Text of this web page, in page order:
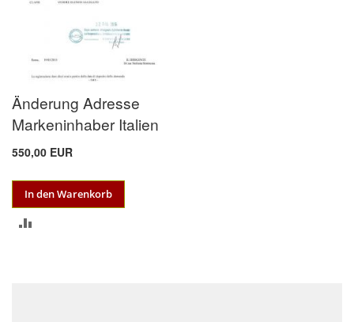
Änderung Adresse
Markeninhaber Italien
550,00 EUR
In den Warenkorb